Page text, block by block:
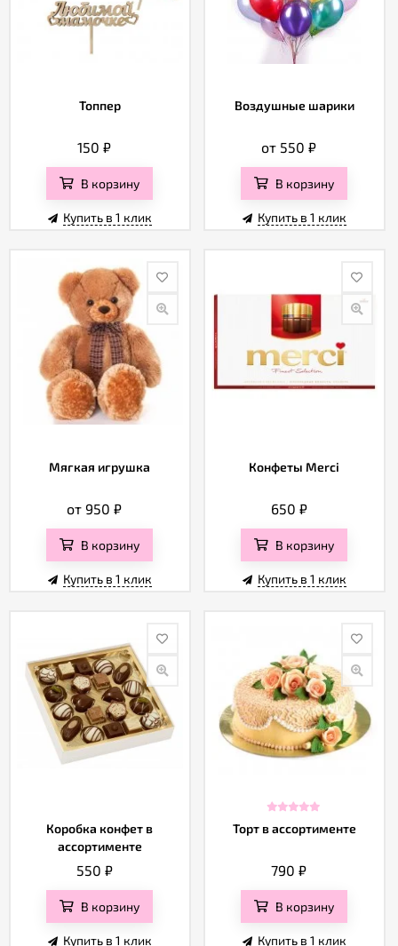
Топпер
150₽
В корзину
Купить в 1 клик
Воздушные шарики
от 550₽
В корзину
Купить в 1 клик
Мягкая игрушка
от 950₽
В корзину
Купить в 1 клик
Конфеты Merci
650 ₽
В корзину
Купить в 1 клик
Коробка конфет в
ассортименте
550 ₽
В корзину
Купить в 1 клик
Торт в ассортименте
790₽
В корзину
Купить в 1 клик